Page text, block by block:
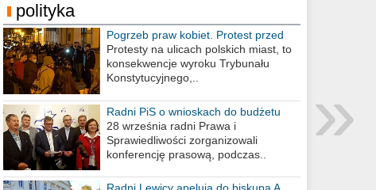
polityka
Pogrzeb praw kobiet. Protest przed
biurem poselskim PiS
Protesty na ulicach polskich miast, to
konsekwencje wyroku Trybunału
Konstytucyjnego,..
Radni PiS o wnioskach do budżetu
miasta na 2021 rok
28 września radni Prawa i
Sprawiedliwości zorganizowali
konferencję prasową, podczas..
»